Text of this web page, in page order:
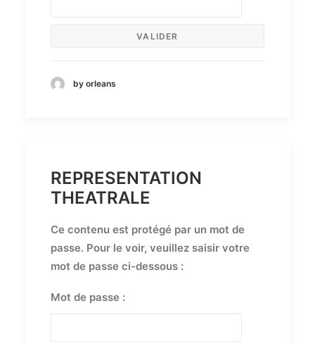
by orleans
REPRESENTATION
THEATRALE
Ce contenu est protégé par un mot de
passe. Pour le voir, veuillez saisir votre
mot de passe ci-dessous :
Mot de passe :